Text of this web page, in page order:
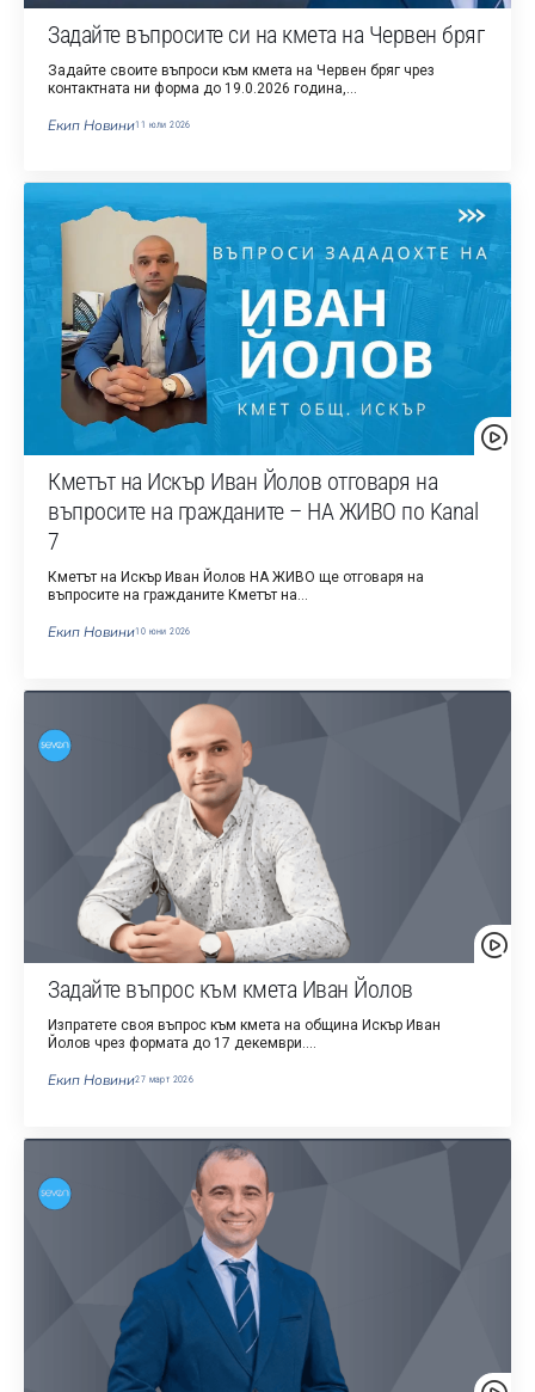
Задайте въпросите си на кмета на Червен бряг
Задайте своите въпроси към кмета на Червен бряг чрез
контактната ни форма до 19.0.2026 година,…
Екип Новини11 юли 2026
Кметът на Искър Иван Йолов отговаря на
въпросите на гражданите – НА ЖИВО по Kanal
7
Кметът на Искър Иван Йолов НА ЖИВО ще отговаря на
въпросите на гражданите Кметът на…
Екип Новини10 юни 2026
Задайте въпрос към кмета Иван Йолов
Изпратете своя въпрос към кмета на община Искър Иван
Йолов чрез формата до 17 декември.…
Екип Новини27 март 2026